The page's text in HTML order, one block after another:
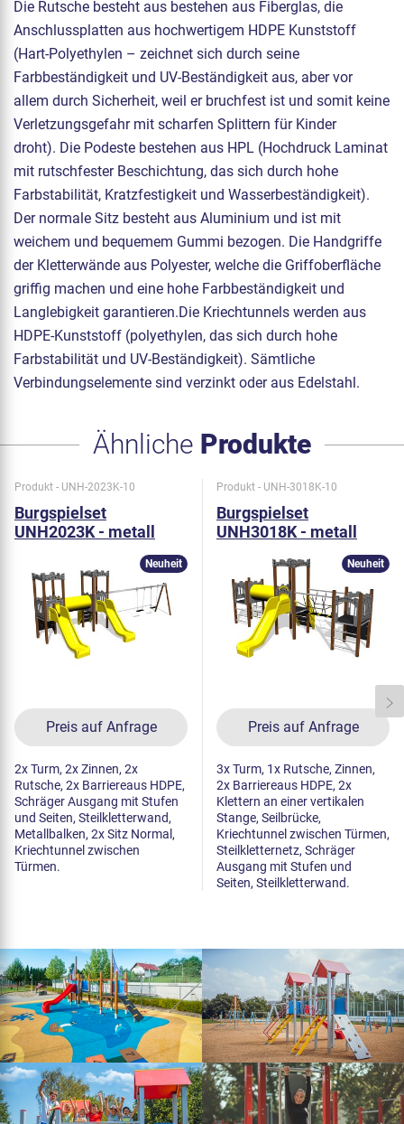
Die Rutsche besteht aus bestehen aus Fiberglas, die
Anschlussplatten aus hochwertigem HDPE Kunststoff
(Hart-Polyethylen – zeichnet sich durch seine
Farbbeständigkeit und UV-Beständigkeit aus, aber vor
allem durch Sicherheit, weil er bruchfest ist und somit keine
Verletzungsgefahr mit scharfen Splittern für Kinder
droht). Die Podeste bestehen aus HPL (Hochdruck Laminat
mit rutschfester Beschichtung, das sich durch hohe
Farbstabilität, Kratzfestigkeit und Wasserbeständigkeit).
Der normale Sitz besteht aus Aluminium und ist mit
weichem und bequemem Gummi bezogen. Die Handgriffe
der Kletterwände aus Polyester, welche die Griffoberfläche
griffig machen und eine hohe Farbbeständigkeit und
Langlebigkeit garantieren.Die Kriechtunnels werden aus
HDPE-Kunststoff (polyethylen, das sich durch hohe
Farbstabilität und UV-Beständigkeit). Sämtliche
Verbindungselemente sind verzinkt oder aus Edelstahl.
Ähnliche Produkte
Produkt - UNH-2023K-10
Burgspielset
UNH2023K - metall
Preis auf Anfrage
Neuheit
2x Turm, 2x Zinnen, 2x
Rutsche, 2x Barriereaus HDPE,
Schräger Ausgang mit Stufen
und Seiten, Steilkletterwand,
Metallbalken, 2x Sitz Normal,
Kriechtunnel zwischen
Türmen.
Produkt - UNH-3018K-10
Burgspielset
UNH3018K - metall
Preis auf Anfrage
Neuheit
3x Turm, 1x Rutsche, Zinnen,
2x Barriereaus HDPE, 2x
Klettern an einer vertikalen
Stange, Seilbrücke,
Kriechtunnel zwischen Türmen,
Steilkletternetz, Schräger
Ausgang mit Stufen und
Seiten, Steilkletterwand.